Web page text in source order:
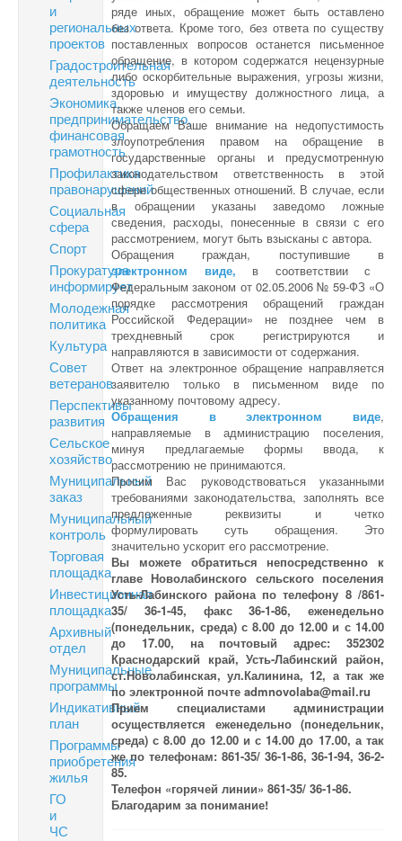
и
региональных
проектов
Градостроительная
деятельность
Экономика,
предпринимательство,
финансовая
грамотность
Профилактика
правонарушений
Социальная
сфера
Спорт
Прокуратура
информирует
Молодежная
политика
Культура
Совет
ветеранов
Перспективы
развития
Сельское
хозяйство
Муниципальный
заказ
Муниципальный
контроль
Торговая
площадка
Инвестиционная
площадка
Архивный
отдел
Муниципальные
программы
Индикативный
план
Программы
приобретения
жилья
ГО
и
ЧС
ряде иных, обращение может быть оставлено
без ответа. Кроме того, без ответа по существу
поставленных вопросов останется письменное
обращение, в котором содержатся нецензурные
либо оскорбительные выражения, угрозы жизни,
здоровью и имуществу должностного лица, а
также членов его семьи.
Обращаем Ваше внимание на недопустимость
злоупотребления правом на обращение в
государственные органы и предусмотренную
законодательством ответственность в этой
сфере общественных отношений. В случае, если
в обращении указаны заведомо ложные
сведения, расходы, понесенные в связи с его
рассмотрением, могут быть взысканы с автора.
Обращения граждан, поступившие в
электронном виде, в соответствии с
Федеральным законом от 02.05.2006 № 59-ФЗ «О
порядке рассмотрения обращений граждан
Российской Федерации» не позднее чем в
трехдневный срок регистрируются и
направляются в зависимости от содержания.
Ответ на электронное обращение направляется
заявителю только в письменном виде по
указанному почтовому адресу.
Обращения в электронном виде,
направляемые в администрацию поселения,
минуя предлагаемые формы ввода, к
рассмотрению не принимаются.
Просим Вас руководствоваться указанными
требованиями законодательства, заполнять все
предложенные реквизиты и четко
формулировать суть обращения. Это
значительно ускорит его рассмотрение.
Вы можете обратиться непосредственно к
главе Новолабинского сельского поселения
Усть-Лабинского района по телефону 8 /861-
35/ 36-1-45, факс 36-1-86, еженедельно
(понедельник, среда) с 8.00 до 12.00 и с 14.00
до 17.00, на почтовый адрес: 352302
Краснодарский край, Усть-Лабинский район,
ст.Новолабинская, ул.Калинина, 12, а так же
по электронной почте admnovolaba@mail.ru
Прием специалистами администрации
осуществляется еженедельно (понедельник,
среда) с 8.00 до 12.00 и с 14.00 до 17.00, а так
же по телефонам: 861-35/ 36-1-86, 36-1-94, 36-2-
85.
Телефон «горячей линии» 861-35/ 36-1-86.
Благодарим за понимание!